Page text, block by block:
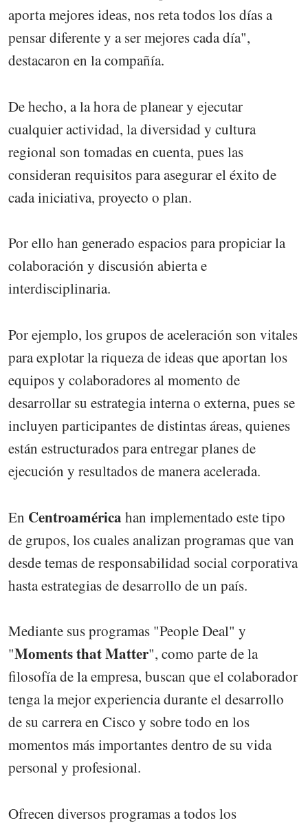
aporta mejores ideas, nos reta todos los días a
pensar diferente y a ser mejores cada día",
destacaron en la compañía.
De hecho, a la hora de planear y ejecutar
cualquier actividad, la diversidad y cultura
regional son tomadas en cuenta, pues las
consideran requisitos para asegurar el éxito de
cada iniciativa, proyecto o plan.
Por ello han generado espacios para propiciar la
colaboración y discusión abierta e
interdisciplinaria.
Por ejemplo, los grupos de aceleración son vitales
para explotar la riqueza de ideas que aportan los
equipos y colaboradores al momento de
desarrollar su estrategia interna o externa, pues se
incluyen participantes de distintas áreas, quienes
están estructurados para entregar planes de
ejecución y resultados de manera acelerada.
En Centroamérica han implementado este tipo
de grupos, los cuales analizan programas que van
desde temas de responsabilidad social corporativa
hasta estrategias de desarrollo de un país.
Mediante sus programas "People Deal" y
"Moments that Matter", como parte de la
filosofía de la empresa, buscan que el colaborador
tenga la mejor experiencia durante el desarrollo
de su carrera en Cisco y sobre todo en los
momentos más importantes dentro de su vida
personal y profesional.
Ofrecen diversos programas a todos los